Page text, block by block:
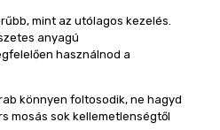
mint az utólagos kezelés.
anyagú
használnod a
könnyen foltosodik, ne hagyd
mosás sok kellemetlenségtől